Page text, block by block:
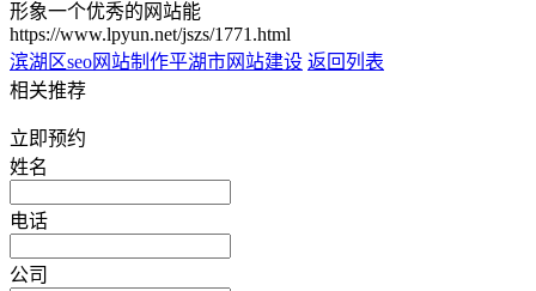
形象一个优秀的网站能
https://www.lpyun.net/jszs/1771.html
滨湖区seo网站制作平湖市网站建设 返回列表
相关推荐
立即预约
姓名
电话
公司